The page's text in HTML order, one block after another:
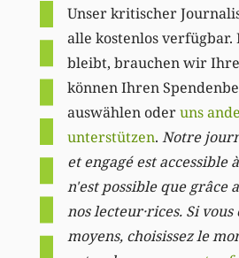
Unser kritischer
alle kostenlos verfügbar.
bleibt, brauchen wir
können Ihren
auswählen oderuns
unterstützen. Notre
et engagé est accessible
n'est possible que grâce
nos lecteur·rices. Si vous
moyens, choisissez le